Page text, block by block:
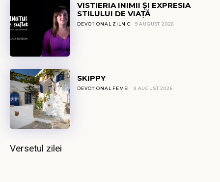
VISTIERIA INIMII ȘI EXPRESIA
STILULUI DE VIAȚĂ
DEVOȚIONAL ZILNIC 9 AUGUST 2026
SKIPPY
DEVOȚIONAL FEMEI 9 AUGUST 2026
Versetul zilei